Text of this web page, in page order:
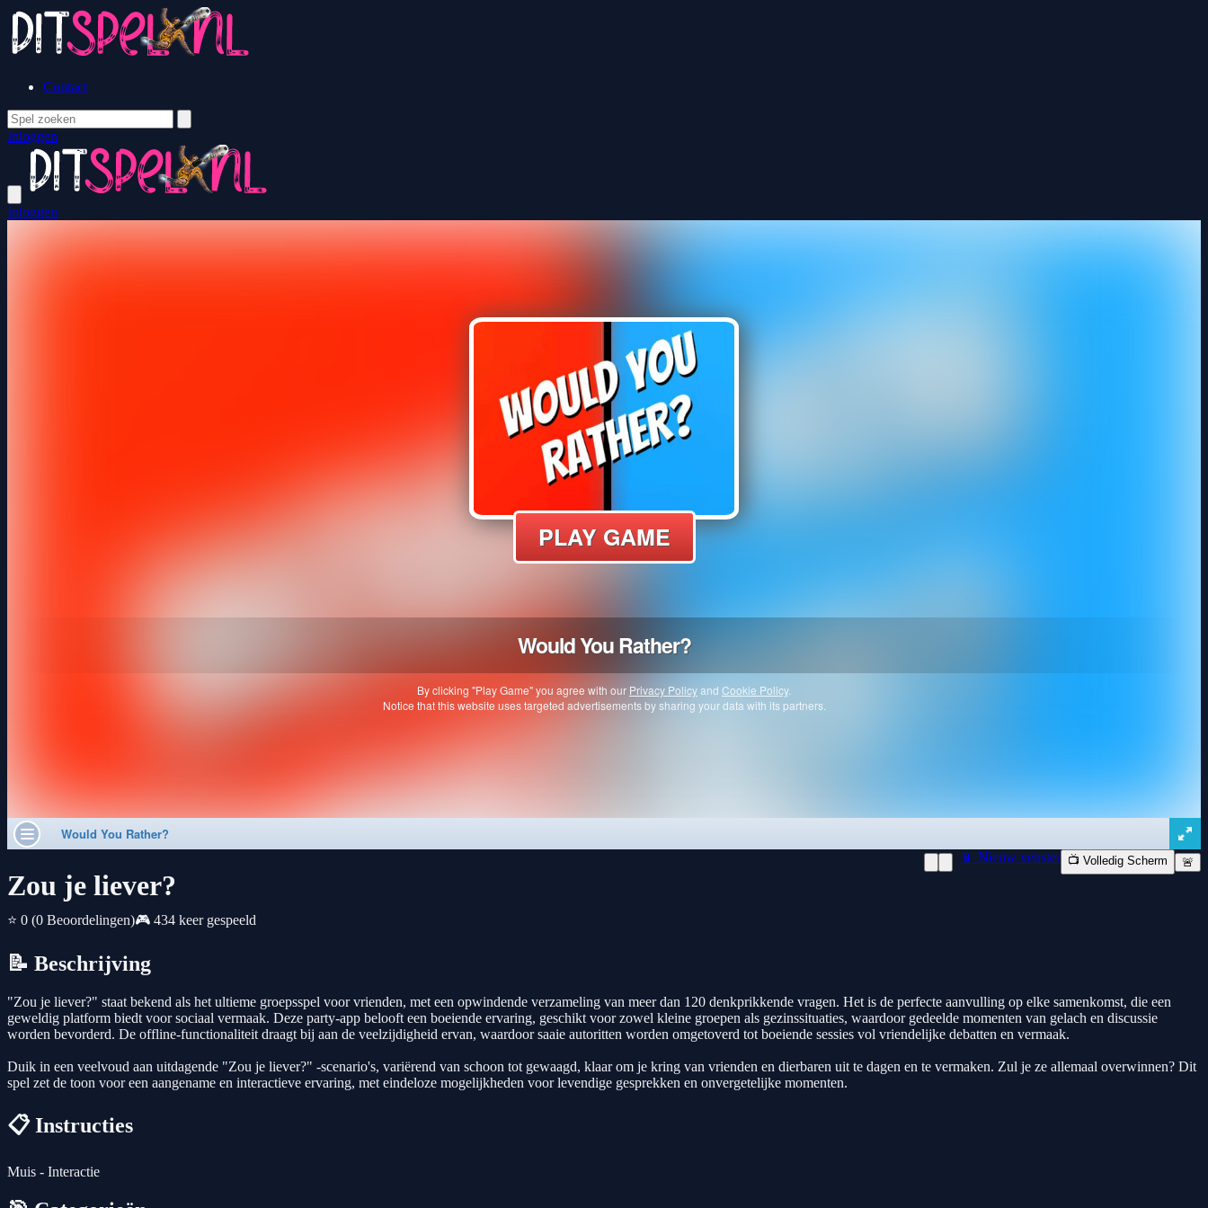
Contact
Inloggen
Inloggen
Zou je liever?
⭐ 0 (0 Beoordelingen)🎮 434 keer gespeeld
📱 Nieuw venster 📺 Volledig Scherm 🚨
📝 Beschrijving
"Zou je liever?" staat bekend als het ultieme groepsspel voor vrienden, met een opwindende verzameling van meer dan 120 denkprikkende vragen. Het is de perfecte aanvulling op elke samenkomst, die een
geweldig platform biedt voor sociaal vermaak. Deze party-app belooft een boeiende ervaring, geschikt voor zowel kleine groepen als gezinssituaties, waardoor gedeelde momenten van gelach en discussie
worden bevorderd. De offline-functionaliteit draagt bij aan de veelzijdigheid ervan, waardoor saaie autoritten worden omgetoverd tot boeiende sessies vol vriendelijke debatten en vermaak.
Duik in een veelvoud aan uitdagende "Zou je liever?" -scenario's, variërend van schoon tot gewaagd, klaar om je kring van vrienden en dierbaren uit te dagen en te vermaken. Zul je ze allemaal overwinnen? Dit
spel zet de toon voor een aangename en interactieve ervaring, met eindeloze mogelijkheden voor levendige gesprekken en onvergetelijke momenten.
📋 Instructies
Muis - Interactie